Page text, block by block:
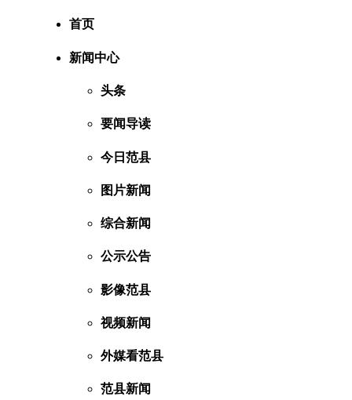
首页
新闻中心
头条
要闻导读
今日范县
图片新闻
综合新闻
公示公告
影像范县
视频新闻
外媒看范县
范县新闻